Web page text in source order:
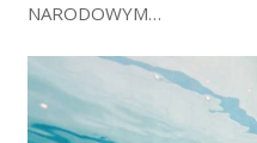
NARODOWYM…